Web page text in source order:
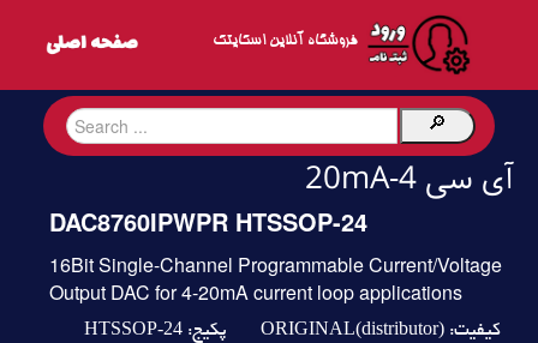
فروشگاه آنلاین اسکایتک
آی سی 4-20mA
DAC8760IPWPR HTSSOP-24
16Bit Single-Channel Programmable Current/Voltage
Output DAC for 4-20mA current loop applications
کیفیت: ORIGINAL(distributor) پکیج: HTSSOP-24